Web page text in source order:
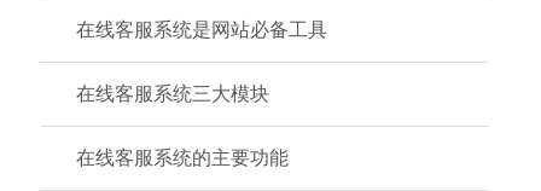
在线客服系统是网站必备工具
在线客服系统三大模块
在线客服系统的主要功能